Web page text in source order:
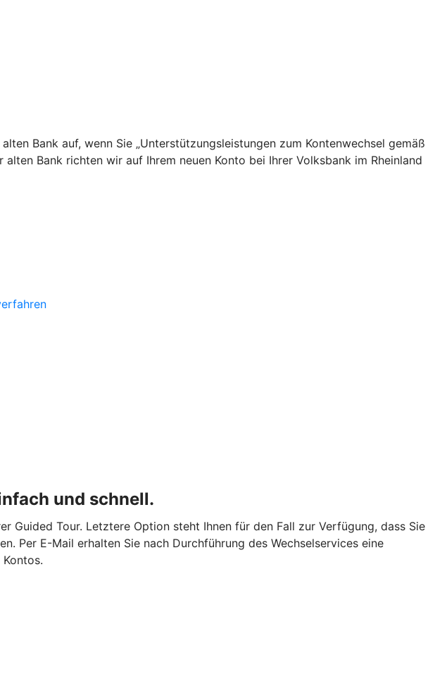
Bank auf, wenn Sie „Unterstützungsleistungen zum Kontenwechsel gemäß
Bank richten wir auf Ihrem neuen Konto bei Ihrer Volksbank im Rheinland
und schnell.
Guided Tour. Letztere Option steht Ihnen für den Fall zur Verfügung, dass Sie
Per E-Mail erhalten Sie nach Durchführung des Wechselservices eine